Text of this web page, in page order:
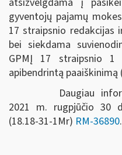
gyventojų pajamų
17 straipsnio
bei siekdama
GPMĮ 17 straipsnio
apibendrintą
Daugiau
2021 m. rugpjūčio 30
(18.18-31-1Mr) RM-36890.